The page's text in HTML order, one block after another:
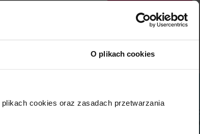
O plikach cookies
cookies oraz zasadach przetwarzania
i nie masz czasu lub ochoty na szykowanie go z
ciasto i jeden ze smaków dzieciństwa.